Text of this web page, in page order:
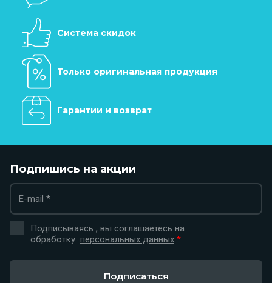
Система скидок
Только оригинальная продукция
Гарантии и возврат
Подпишись на акции
Подписываясь , вы соглашаетесь на
обработку персональных данных *
Подписаться